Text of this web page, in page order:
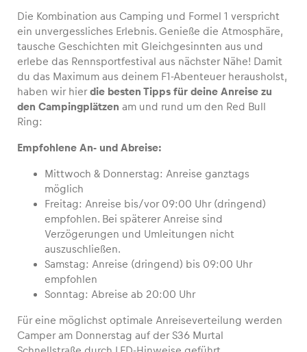
Seiten
Fahrzeug
Alle anzeigen
Business
Alle anzeigen
Die Kombination aus Camping und Formel 1 verspricht
ein unvergessliches Erlebnis. Genieße die Atmosphäre,
tausche Geschichten mit Gleichgesinnten aus und
erlebe das Rennsportfestival aus nächster Nähe! Damit
du das Maximum aus deinem F1-Abenteuer herausholst,
haben wir hierdie besten Tipps für deine Anreise zu
den Campingplätzen am und rund um den Red Bull
Ring:
Empfohlene An- und Abreise:
Mittwoch & Donnerstag: Anreise ganztags
möglich
Freitag: Anreise bis/vor 09:00 Uhr (dringend)
empfohlen. Bei späterer Anreise sind
Verzögerungen und Umleitungen nicht
auszuschließen.
Samstag: Anreise (dringend) bis 09:00 Uhr
empfohlen
Sonntag: Abreise ab 20:00 Uhr
Für eine möglichst optimale Anreiseverteilung werden
Camper am Donnerstag auf der S36 Murtal